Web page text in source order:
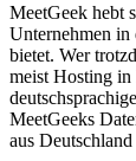
MeetGeek hebt
Unternehmen in
bietet. Wer
meist Hosting in
MeetGeeks
aus